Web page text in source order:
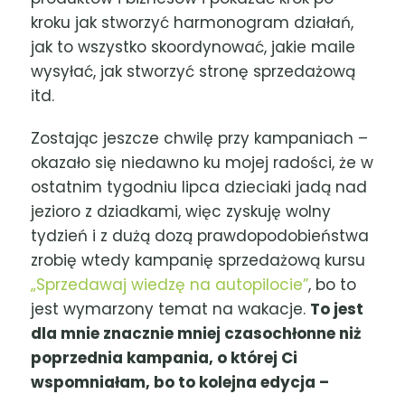
kroku jak stworzyć harmonogram działań,
jak to wszystko skoordynować, jakie maile
wysyłać, jak stworzyć stronę sprzedażową
itd.
Zostając jeszcze chwilę przy kampaniach –
okazało się niedawno ku mojej radości, że w
ostatnim tygodniu lipca dzieciaki jadą nad
jezioro z dziadkami, więc zyskuję wolny
tydzień i z dużą dozą prawdopodobieństwa
zrobię wtedy kampanię sprzedażową kursu
„Sprzedawaj wiedzę na autopilocie”, bo to
jest wymarzony temat na wakacje. To jest
dla mnie znacznie mniej czasochłonne niż
poprzednia kampania, o której Ci
wspomniałam, bo to kolejna edycja –